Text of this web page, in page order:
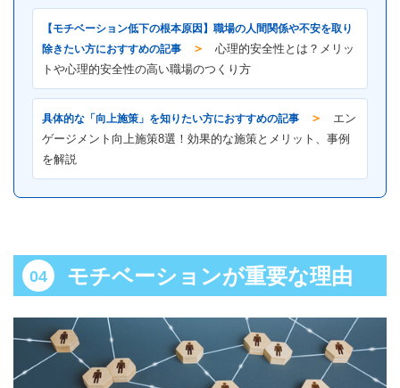
【モチベーション低下の根本原因】職場の人間関係や不安を取り
除きたい方におすすめの記事
＞
心理的安全性とは？メリッ
トや心理的安全性の高い職場のつくり方
具体的な「向上施策」を知りたい方におすすめの記事 ＞
エン
ゲージメント向上施策8選！効果的な施策とメリット、事例
を解説
モチベーションが重要な理由